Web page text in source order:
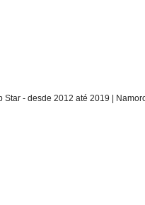
Star - desde 2012 até 2019 |